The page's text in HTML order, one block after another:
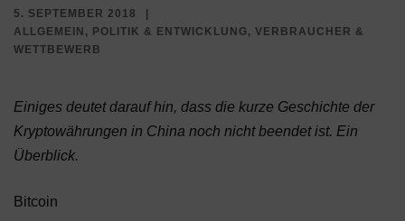
5. SEPTEMBER 2018
ALLGEMEIN , POLITIK & ENTWICKLUNG, VERBRAUCHER &
WETTBEWERB
Einiges deutet darauf hin, dass die kurze Geschichte der
Kryptowährungen in China noch nicht beendet ist. Ein
Überblick.
Bitcoin